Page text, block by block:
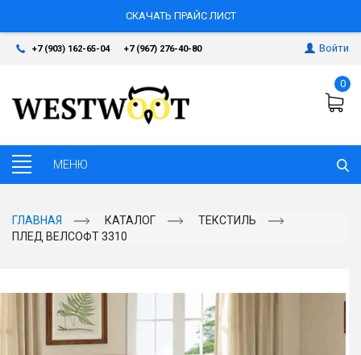
СКАЧАТЬ ПРАЙС ЛИСТ
+7 (903) 162-65-04 +7 (967) 276-40-80 Войти
0
ГЛАВНАЯ КАТАЛОГ
ТЕКСТИЛЬ
ПЛЕД ВЕЛСОФТ 3310